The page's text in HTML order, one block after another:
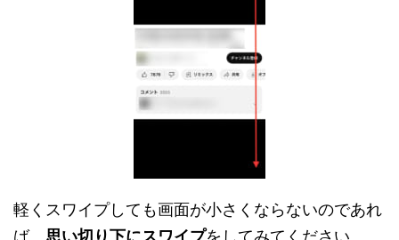
軽くスワイプしても画面が小さくならないのであれ
ば、 思い切り下にスワイプをしてみてください。